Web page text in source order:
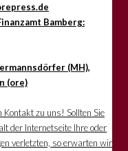
Bamberg:
(MH),
(ore)
Kontakt zu uns! Sollten Sie
der Internetseite Ihre oder
verletzten, so erwarten wir